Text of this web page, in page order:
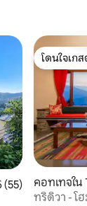
ฉลี่ย 4.96 จาก 5,
(55)
โดนใจเก
โดนใจเก
คอทเทจใน
e Stat
ทริดิวา - โ